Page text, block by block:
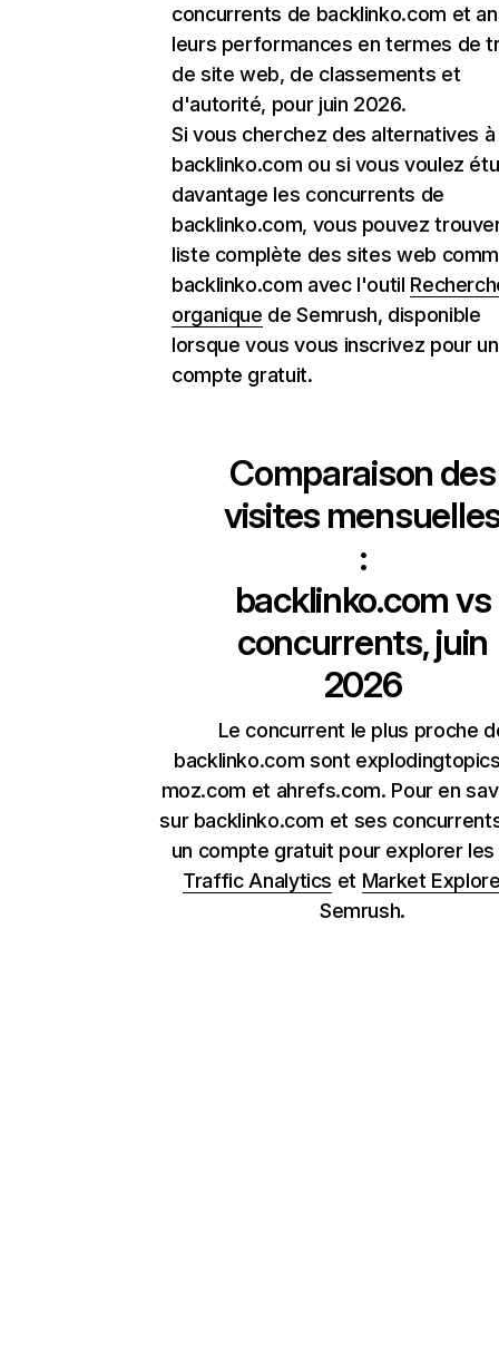
concurrents de backlinko.com et
leurs performances en termes de
de site web, de classements et
d'autorité, pour juin 2026.
Si vous cherchez des alternatives à
backlinko.com ou si vous voulez
davantage les concurrents de
backlinko.com, vous pouvez
liste complète des sites web
backlinko.com avec l'outil
organique de Semrush, disponible
lorsque vous vous inscrivez pour un
compte gratuit.
Comparaison des
visites
:
backlinko.comvs
concurrents, juin
2026
Le concurrent le plus proche
backlinko.com sont
moz.com et ahrefs.com. Pour en
sur backlinko.com et ses
un compte gratuit pour explorer
Traffic Analytics et Market
Semrush.